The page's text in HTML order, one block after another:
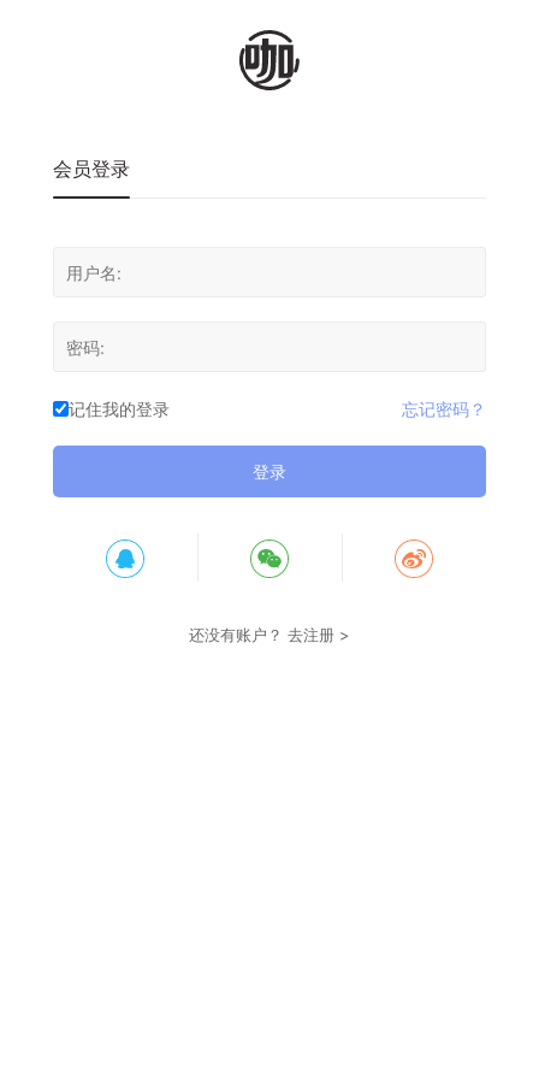
会员登录
记住我的登录 忘记密码？
登录
还没有账户？ 去注册 >